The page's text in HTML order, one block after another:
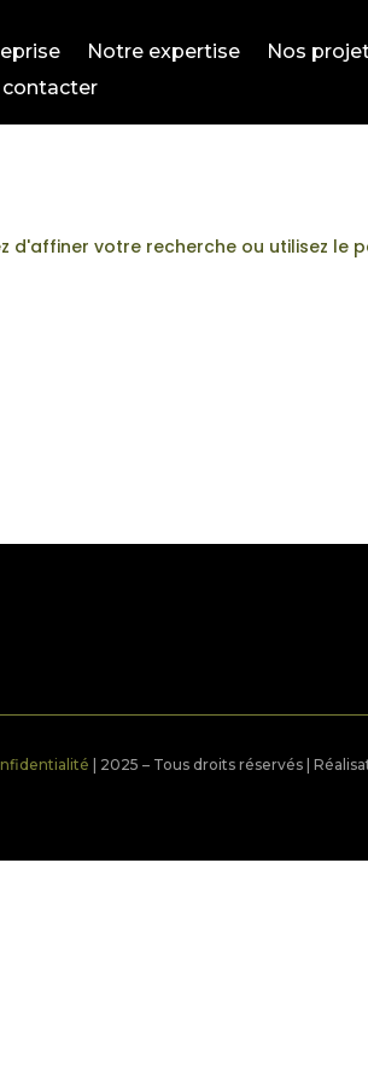
Notre expertise Nos
contacter
d'affiner votre recherche ou utilisez le
| 2025 – Tous droits réservés |